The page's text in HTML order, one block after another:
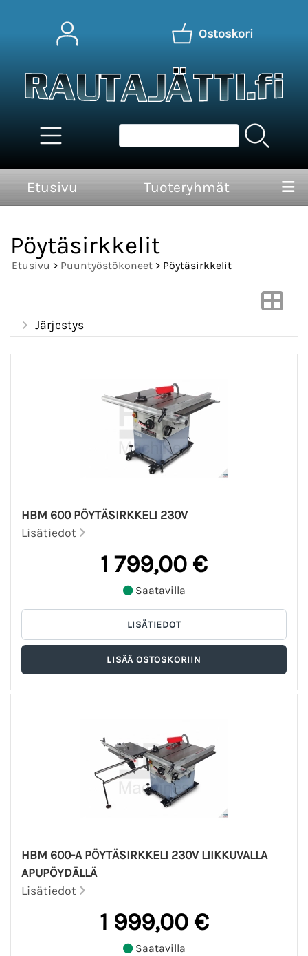
Ostoskori
Etusivu Tuoteryhmät
Pöytäsirkkelit
Etusivu > Puuntyöstökoneet > Pöytäsirkkelit
Järjestys
HBM 600 PÖYTÄSIRKKELI 230V
Lisätiedot
1 799,00 €
Saatavilla
HBM 600-A PÖYTÄSIRKKELI 230V LIIKKUVALLA
APUPÖYDÄLLÄ
Lisätiedot
1 999,00 €
Saatavilla